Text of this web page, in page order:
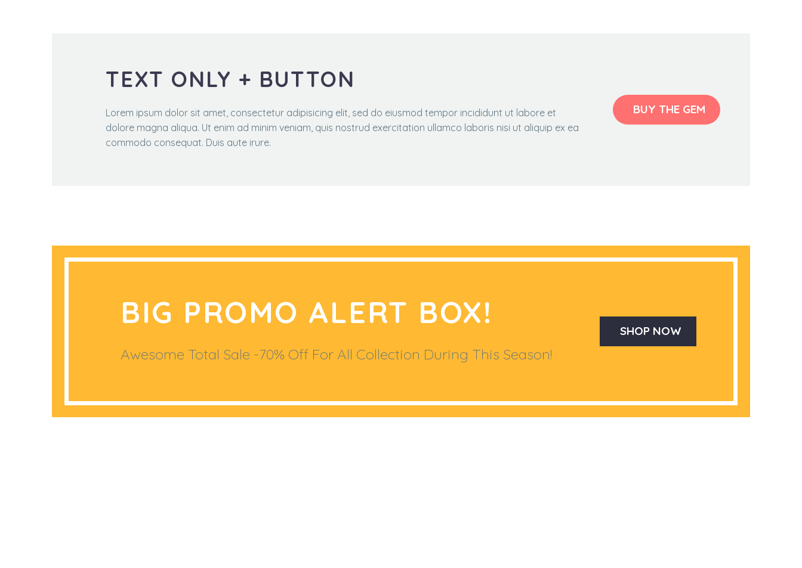
TEXT ONLY + BUTTON
Lorem ipsum dolor sit amet, consectetur adipisicing elit, sed do eiusmod tempor incididunt ut labore et
dolore magna aliqua. Ut enim ad minim veniam, quis nostrud exercitation ullamco laboris nisi ut aliquip ex ea
commodo consequat. Duis aute irure.
BUY THE GEM
BIG PROMO ALERT BOX!
Awesome Total Sale -70% Off For All Collection During This Season!
SHOP NOW